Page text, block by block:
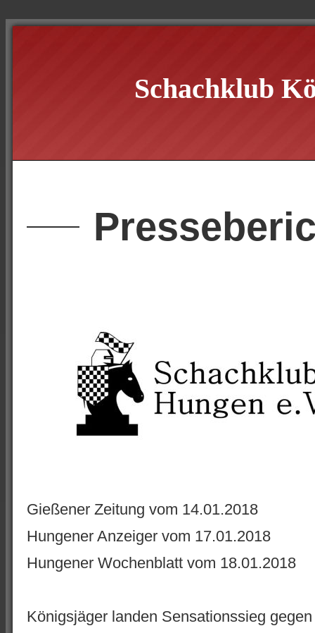
Schachklub
Gießener Zeitung vom 14.01.2018
Hungener Anzeiger vom 17.01.2018
Hungener Wochenblatt vom 18.01.2018
Königsjäger landen Sensationssieg